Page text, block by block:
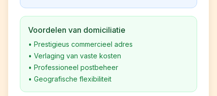
Voordelen van domiciliatie
• Prestigieus commercieel adres
• Verlaging van vaste kosten
• Professioneel postbeheer
• Geografische flexibiliteit